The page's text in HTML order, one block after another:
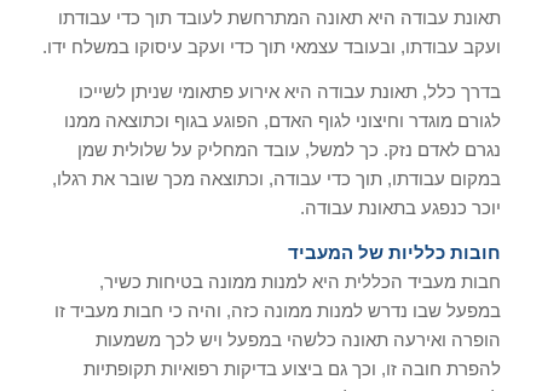
תאונת עבודה היא תאונה המתרחשת לעובד תוך כדי עבודתו
ועקב עבודתו, ובעובד עצמאי תוך כדי ועקב עיסוקו במשלח ידו.
בדרך כלל, תאונת עבודה היא אירוע פתאומי שניתן לשייכו
לגורם מוגדר וחיצוני לגוף האדם, הפוגע בגוף וכתוצאה ממנו
נגרם לאדם נזק. כך למשל, עובד המחליק על שלולית שמן
במקום עבודתו, תוך כדי עבודה, וכתוצאה מכך שובר את רגלו,
יוכר כנפגע בתאונת עבודה.
חובות כלליות של המעביד
חבות מעביד הכללית היא למנות ממונה בטיחות כשיר,
במפעל שבו נדרש למנות ממונה כזה, והיה כי חבות מעביד זו
הופרה ואירעה תאונה כלשהי במפעל ויש לכך משמעות
להפרת חובה זו, וכך גם ביצוע בדיקות רפואיות תקופתיות